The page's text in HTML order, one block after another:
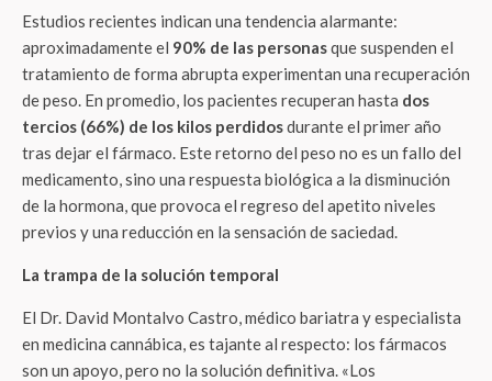
Estudios recientes indican una tendencia alarmante:
aproximadamente el 90% de las personasque suspenden el
tratamiento de forma abrupta experimentan una recuperación
de peso. En promedio, los pacientes recuperan hasta dos
tercios (66%) de los kilos perdidosdurante el primer año
tras dejar el fármaco. Este retorno del peso no es un fallo del
medicamento, sino una respuesta biológica a la disminución
de la hormona, que provoca el regreso del apetito niveles
previos y una reducción en la sensación de saciedad.
La trampa de la solución temporal
El Dr. David Montalvo Castro, médico bariatra y especialista
en medicina cannábica, es tajante al respecto: los fármacos
son un apoyo, pero no la solución definitiva. «Los